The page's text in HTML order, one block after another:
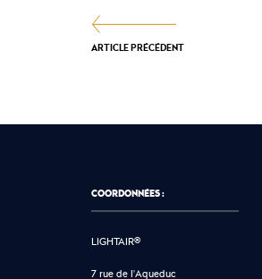
ARTICLE PRÉCÉDENT
COORDONNÉES :
LIGHTAIR®
7 rue de l'Aqueduc